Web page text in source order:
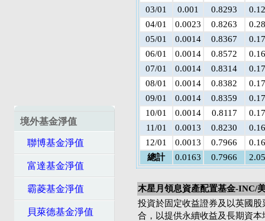
境外基金淨值
聯博基金淨值
富達基金淨值
霸菱基金淨值
貝萊德基金淨值
03/01
0.001 0.8293
04/01
0.0023 0.8263
05/01
0.0014 0.8367
06/01
0.0014 0.8572
07/01
0.0014 0.8314
08/01
0.0014 0.8382
09/01
0.0014 0.8359
10/01
0.0014 0.8117
11/01
0.0013 0.8230
12/01
0.0013 0.7966
總計
0.0163 0.7966
木星月領息資產配置基金-INC/
投資於固定收益證券及以英國
合，以提供永續收益及長期資本